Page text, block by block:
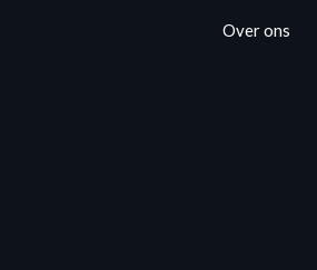
Over ons